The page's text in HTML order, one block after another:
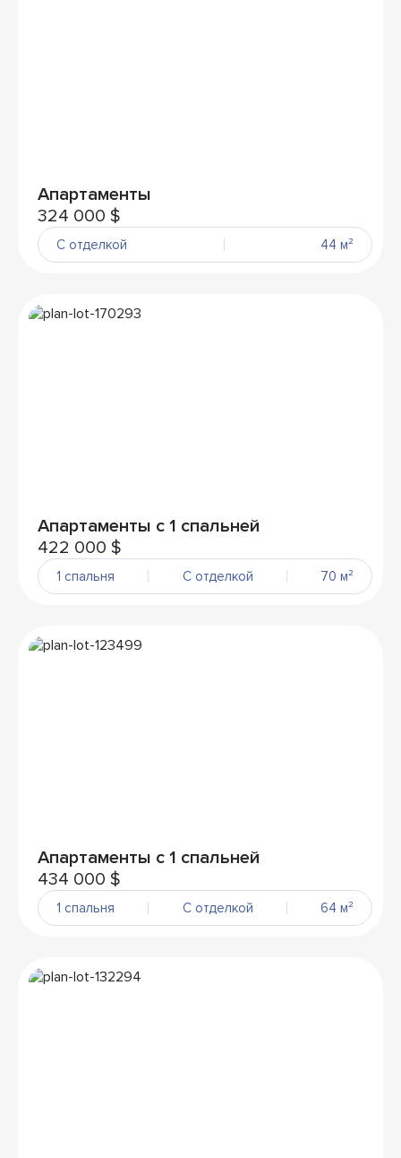
Апартаменты
324 000 $
С отделкой 44 м²
Апартаменты с 1 спальней
422 000 $
1 спальня С отделкой 70 м²
Апартаменты с 1 спальней
434 000 $
1 спальня С отделкой 64 м²